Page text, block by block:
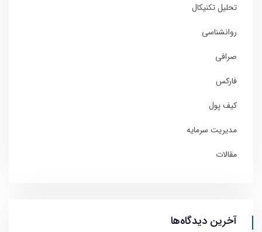
تحلیل تکنیکال
روانشناسی
صرافی
فارکس
کیف پول
مدیریت سرمایه
مقالات
آخرین دیدگاه‌ها